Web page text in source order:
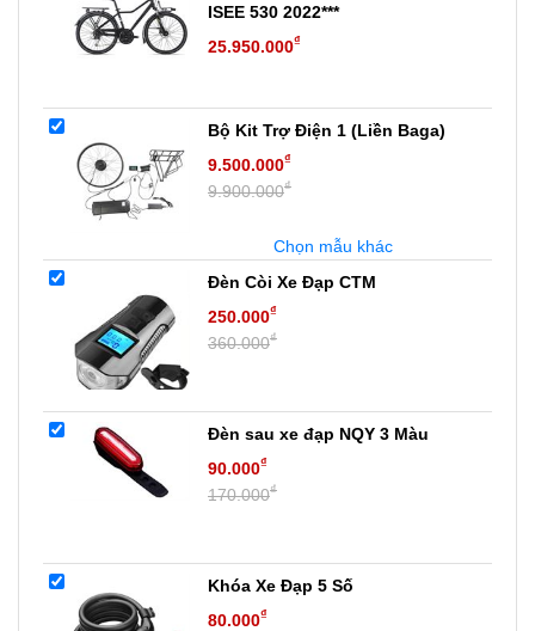
ISEE 530 2022***
25.950.000₫
Bộ Kit Trợ Điện 1 (Liền Baga)
9.500.000₫
9.900.000₫
Chọn mẫu khác
Đèn Còi Xe Đạp CTM
250.000₫
360.000₫
Đèn sau xe đạp NQY 3 Màu
90.000₫
170.000₫
Khóa Xe Đạp 5 Số
80.000₫